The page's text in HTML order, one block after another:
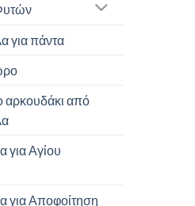
για πάντα
αρκουδάκι από
για Αγίου
για Αποφοίτηση